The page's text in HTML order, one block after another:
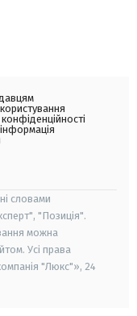
словами
"Позиція".
можна
Усі права
"Люкс"», 24